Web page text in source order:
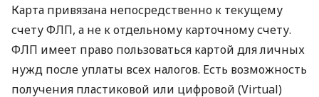
Карта привязана непосредственно к текущему
счету ФЛП, а не к отдельному карточному счету.
ФЛП имеет право пользоваться картой для личных
нужд после уплаты всех налогов. Есть возможность
получения пластиковой или цифровой (Virtual)